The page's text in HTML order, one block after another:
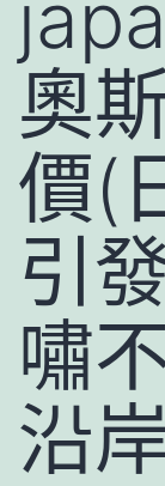
奧
價(
引
嘯
沿